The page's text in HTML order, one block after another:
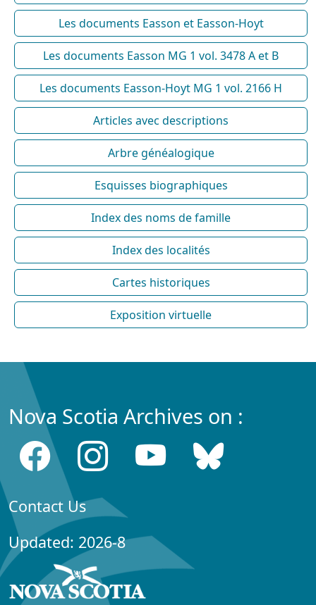
Les documents Easson et Easson-Hoyt
Les documents Easson MG 1 vol. 3478 A et B
Les documents Easson-Hoyt MG 1 vol. 2166 H
Articles avec descriptions
Arbre généalogique
Esquisses biographiques
Index des noms de famille
Index des localités
Cartes historiques
Exposition virtuelle
Nova Scotia Archives on :
Contact Us
Updated: 2026-8